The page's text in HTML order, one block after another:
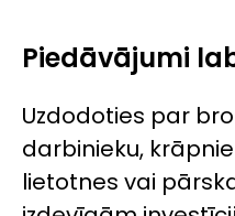
Piedāvājumi
Uzdodoties par
darbinieku,
lietotnes vai